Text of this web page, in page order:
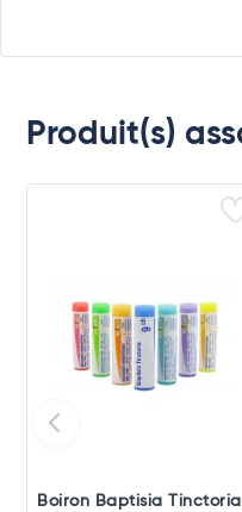
Produit(s)
Boiron Baptisia Tinctoria